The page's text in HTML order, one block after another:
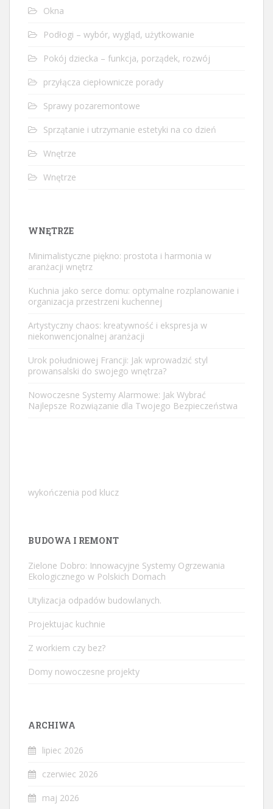
Okna
Podłogi – wybór, wygląd, użytkowanie
Pokój dziecka – funkcja, porządek, rozwój
przyłącza ciepłownicze porady
Sprawy pozaremontowe
Sprzątanie i utrzymanie estetyki na co dzień
Wnętrze
Wnętrze
WNĘTRZE
Minimalistyczne piękno: prostota i harmonia w
aranżacji wnętrz
Kuchnia jako serce domu: optymalne rozplanowanie i
organizacja przestrzeni kuchennej
Artystyczny chaos: kreatywność i ekspresja w
niekonwencjonalnej aranżacji
Urok południowej Francji: Jak wprowadzić styl
prowansalski do swojego wnętrza?
Nowoczesne Systemy Alarmowe: Jak Wybrać
Najlepsze Rozwiązanie dla Twojego Bezpieczeństwa
wykończenia pod klucz
BUDOWA I REMONT
Zielone Dobro: Innowacyjne Systemy Ogrzewania
Ekologicznego w Polskich Domach
Utylizacja odpadów budowlanych.
Projektujac kuchnie
Z workiem czy bez?
Domy nowoczesne projekty
ARCHIWA
lipiec 2026
czerwiec 2026
maj 2026